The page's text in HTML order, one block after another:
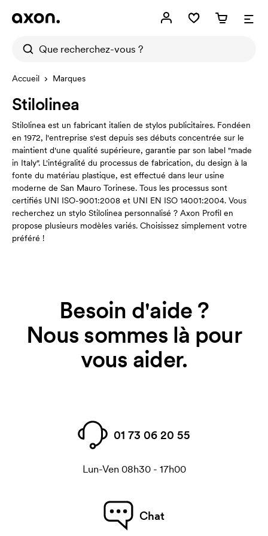
Accueil Marques
Stilolinea
Stilolinea est un fabricant italien de stylos publicitaires. Fondéen
en 1972, l'entreprise s'est depuis ses débuts concentrée sur le
maintient d'une qualité supérieure, garantie par son label "made
in Italy". L'intégralité du processus de fabrication, du design à la
fonte du matériau plastique, est effectué dans leur usine
moderne de San Mauro Torinese. Tous les processus sont
certifiés UNI ISO-9001:2008 et UNI EN ISO 14001:2004. Vous
recherchez un stylo Stilolinea personnalisé ? Axon Profil en
propose plusieurs modèles variés. Choisissez simplement votre
préféré !
Besoin d'aide ?
Nous sommes là pour
vous aider.
01 73 06 20 55
Lun-Ven 08h30 - 17h00
Chat